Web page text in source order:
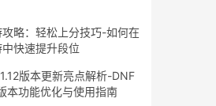
略：轻松上分技巧-如何在
快速提升段位
版本更新亮点解析-DNF
本功能优化与使用指南